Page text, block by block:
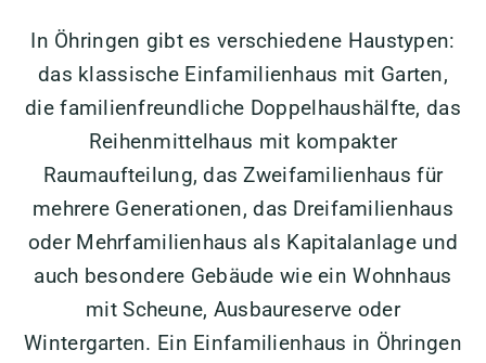
In Öhringen gibt es verschiedene Haustypen:
das klassische Einfamilienhaus mit Garten,
die familienfreundliche Doppelhaushälfte, das
Reihenmittelhaus mit kompakter
Raumaufteilung, das Zweifamilienhaus für
mehrere Generationen, das Dreifamilienhaus
oder Mehrfamilienhaus als Kapitalanlage und
auch besondere Gebäude wie ein Wohnhaus
mit Scheune, Ausbaureserve oder
Wintergarten. Ein Einfamilienhaus in Öhringen